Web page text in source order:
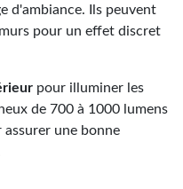
d'ambiance. Ils peuvent
pour un effet discret
pour illuminer les
de 700 à 1000 lumens
une bonne